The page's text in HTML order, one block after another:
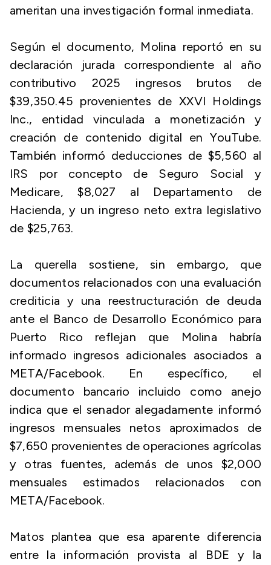
ameritan una investigación formal inmediata.
Según el documento, Molina reportó en su
declaración jurada correspondiente al año
contributivo 2025 ingresos brutos de
$39,350.45 provenientes de XXVI Holdings
Inc., entidad vinculada a monetización y
creación de contenido digital en YouTube.
También informó deducciones de $5,560 al
IRS por concepto de Seguro Social y
Medicare, $8,027 al Departamento de
Hacienda, y un ingreso neto extra legislativo
de $25,763.
La querella sostiene, sin embargo, que
documentos relacionados con una evaluación
crediticia y una reestructuración de deuda
ante el Banco de Desarrollo Económico para
Puerto Rico reflejan que Molina habría
informado ingresos adicionales asociados a
META/Facebook. En específico, el
documento bancario incluido como anejo
indica que el senador alegadamente informó
ingresos mensuales netos aproximados de
$7,650 provenientes de operaciones agrícolas
y otras fuentes, además de unos $2,000
mensuales estimados relacionados con
META/Facebook.
Matos plantea que esa aparente diferencia
entre la información provista al BDE y la